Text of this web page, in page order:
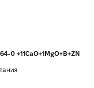
0 +11CaO+1MgO+B+ZN